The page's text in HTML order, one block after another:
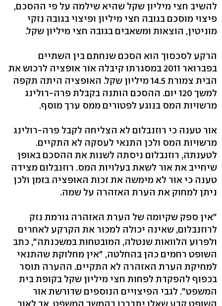
להשיב חצי מיליון שקל שהיא שילמה על פי ההסכם,
פיצוי מוסכם בגובה חצי מיליון ופיצוי בגובה נזקי
מוניטין, הוצאות ומשאבים בגובה חצי מיליון שקל.
הרקע לסכסוך הוא הסכם שנחתם בין השתיים
בפברואר 2011 במסגרתו קיבלה אור אופציה לרכוש את
הבית צמורת 14.5 מיליון שקל. האופציה היתה תקפה
למשך 120 יום. ההסכם הותנה בקבלת פרה-רולינג
מרשויות המס בנוגע לפטורים ממס ערך מוסף.
אור טענה כי רוזנבלום לא הצליחה לקבל פרה-רולינג
מרשויות המס ולכן התנאי לעסקה לא התקיים.
לטענתה, רוזנבלום ניסתה לשנות את ההסכם באופן
שיחייב את אור לשאת בעלויות המס. רוזנבלום מצידה
טענה כי אור לא מימשה את זכות האופציה בזמן ולכן
ניתן למחוק את הערת האזהרה על שמה.
"אין ספק שקיומה של הערת האזהרה גורמת נזק
לרוזנבלום, שאינה יכולה למכור את הקרקע לאחרים
ולפרוע הלוואות שנטלה, המובטחות במשכנתה", כתב
השופט רחמים כהן בהחלטה, "אין מחלוקת שהתנאי
למחיקת הערת האזהרה לא התקיים. ההערה תוסר
בכפוף להפקדת לפחות חצי מיליון שקל בקופת בית
המשפט". לגבי הפיצויים הנוספים שדורשת אור